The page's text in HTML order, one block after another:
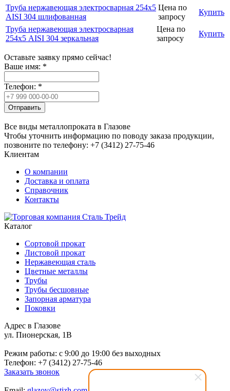
Труба нержавеющая электросварная 254х5
AISI 304 шлифованная
Цена по
запросу
Купить
Труба нержавеющая электросварная
254х5 AISI 304 зеркальная
Цена по
запросу
Купить
Оставьте заявку прямо сейчас!
Ваше имя: *
Телефон: *
Отправить
Все виды металлопроката в Глазове
Чтобы уточнить информацию по поводу заказа продукции,
позвоните по телефону: +7 (3412) 27-75-46
Клиентам
О компании
Доставка и оплата
Справочник
Контакты
Каталог
Сортовой прокат
Листовой прокат
Нержавеющая сталь
Цветные металлы
Трубы
Трубы бесшовные
Запорная арматура
Поковки
Адрес в Глазове
ул. Пионерская, 1В
Режим работы: c 9:00 до 19:00 без выходных
Телефон: +7 (3412) 27-75-46
Заказать звонок